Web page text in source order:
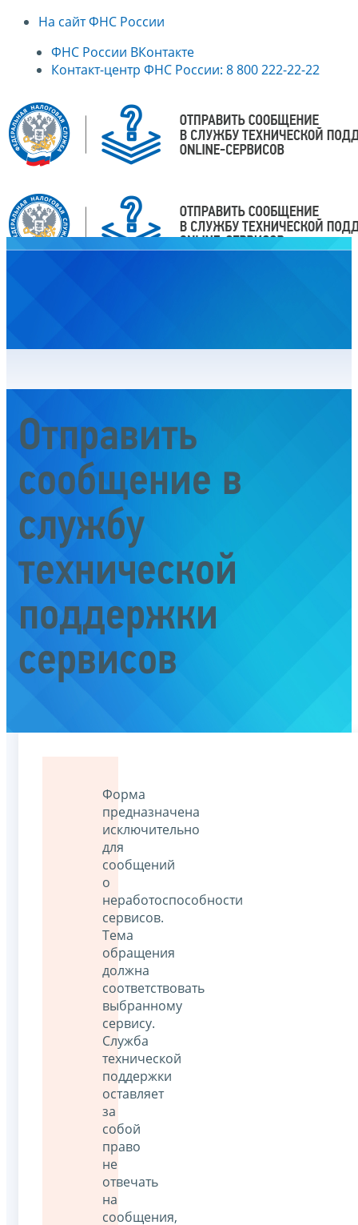
На сайт ФНС России
ФНС России ВКонтакте
Контакт-центр ФНС России: 8 800 222-22-22
Отправить
сообщение в
службу
технической
поддержки
сервисов
Форма
предназначена
исключительно
для
сообщений
о
неработоспособности
сервисов.
Тема
обращения
должна
соответствовать
выбранному
сервису.
Служба
технической
поддержки
оставляет
за
собой
право
не
отвечать
на
сообщения,